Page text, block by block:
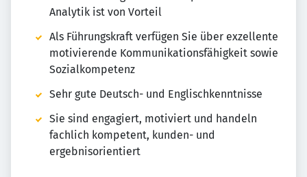
Analytik ist von Vorteil
Als Führungskraft verfügen Sie über exzellente
motivierende Kommunikationsfähigkeit sowie
Sozialkompetenz
Sehr gute Deutsch- und Englischkenntnisse
Sie sind engagiert, motiviert und handeln
fachlich kompetent, kunden- und
ergebnisorientiert